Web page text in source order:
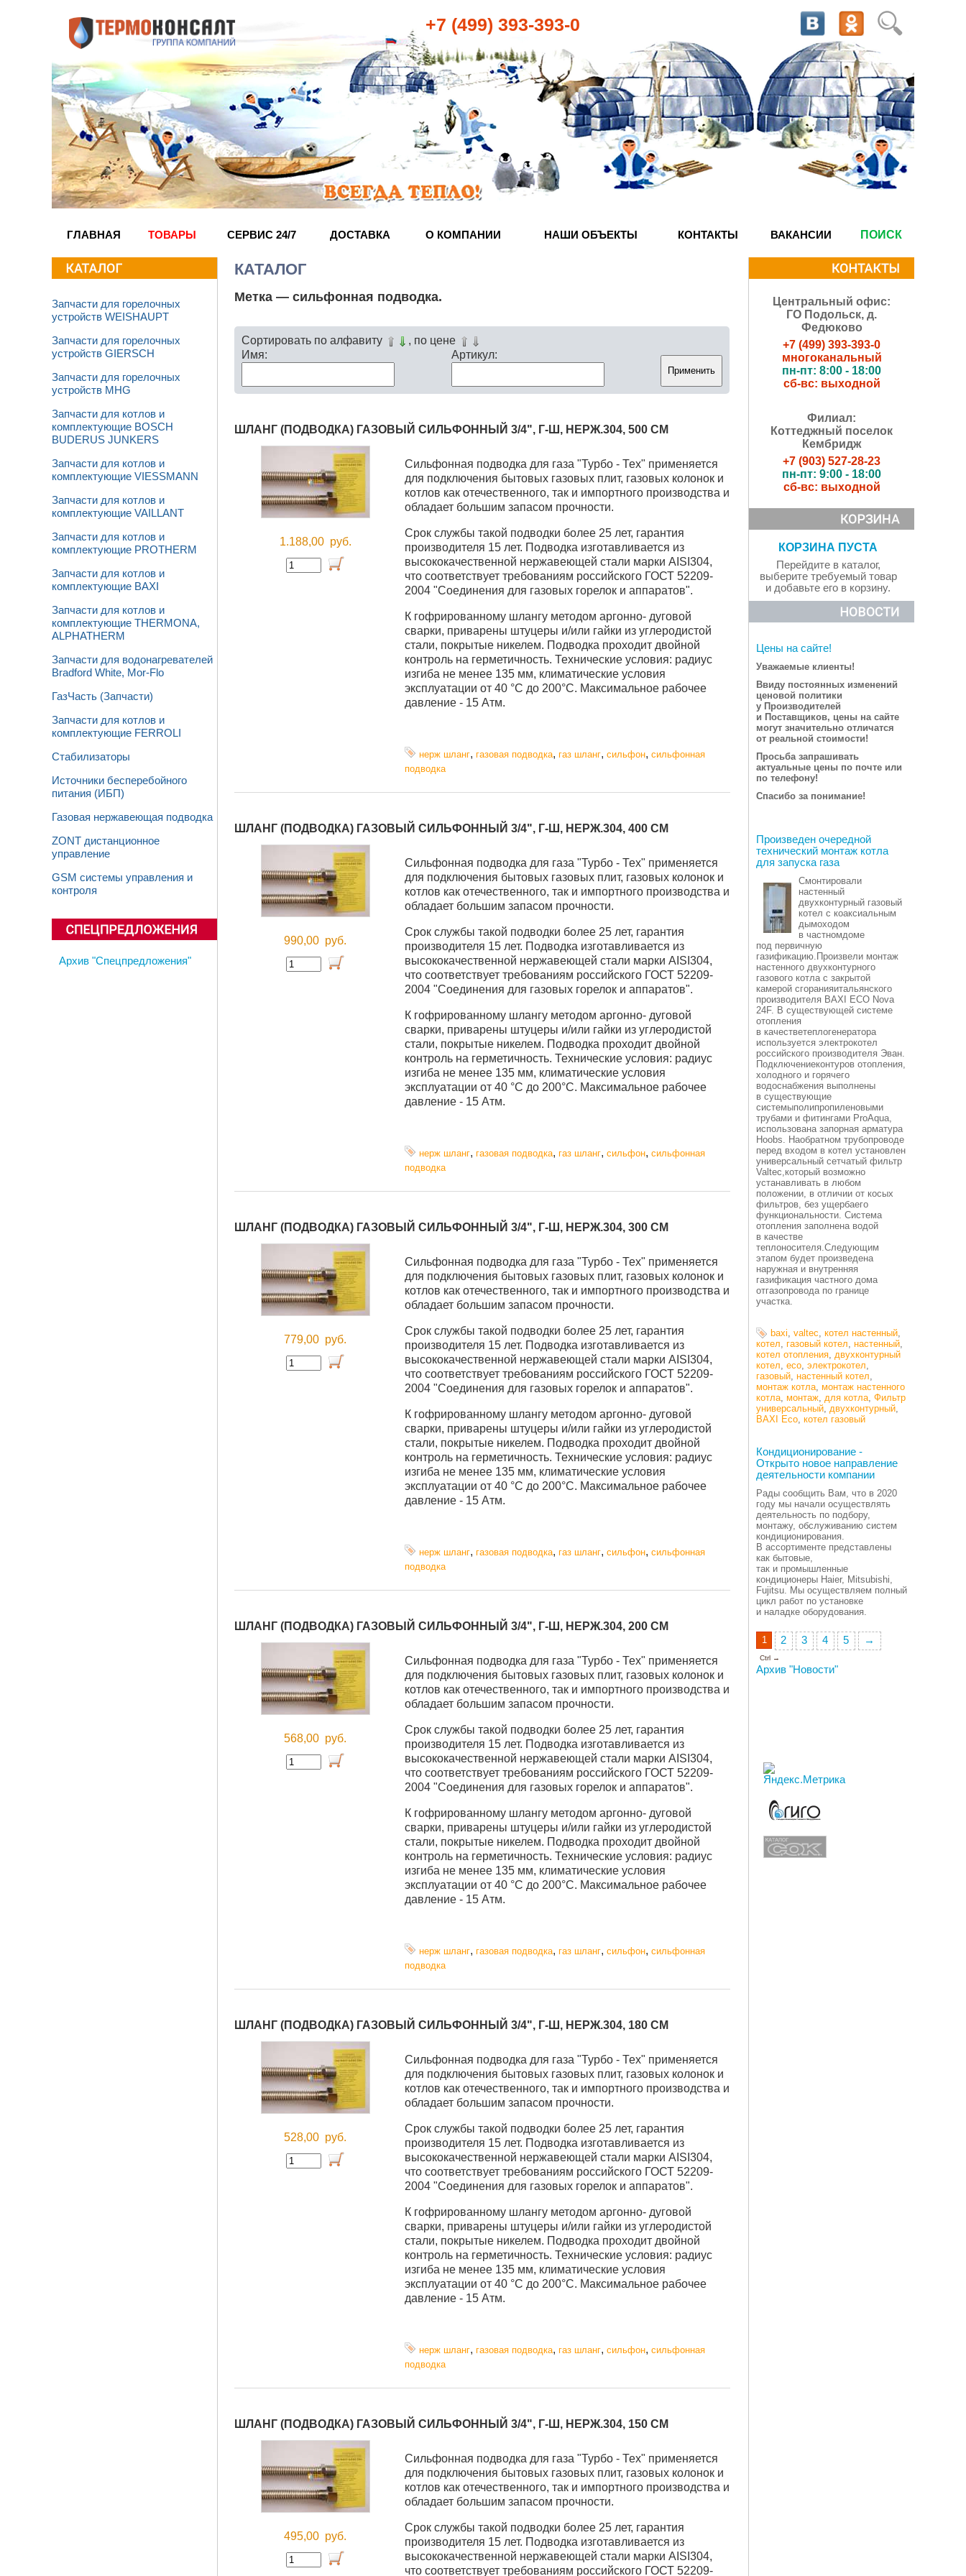
+7 (499) 393-393-0
ГЛАВНАЯ ТОВАРЫ СЕРВИС 24/7 ДОСТАВКА О КОМПАНИИ НАШИ ОБЪЕКТЫ КОНТАКТЫ ВАКАНСИИ ПОИСК
Запчасти для горелочных
устройств WEISHAUPT
Запчасти для горелочных
устройств GIERSCH
Запчасти для горелочных
устройств MHG
Запчасти для котлов и
комплектующие BOSCH
BUDERUS JUNKERS
Запчасти для котлов и
комплектующие VIESSMANN
Запчасти для котлов и
комплектующие VAILLANT
Запчасти для котлов и
комплектующие PROTHERM
Запчасти для котлов и
комплектующие BAXI
Запчасти для котлов и
комплектующие THERMONA,
ALPHATHERM
Запчасти для водонагревателей
Bradford White, Mor-Flo
ГазЧасть (Запчасти)
Запчасти для котлов и
комплектующие FERROLI
Стабилизаторы
Источники бесперебойного
питания (ИБП)
Газовая нержавеющая подводка
ZONT дистанционное
управление
GSM системы управления и
контроля
Архив "Спецпредложения"
КАТАЛОГ
Метка — сильфонная подводка.
Сортировать по алфавиту
, по цене
Имя:
Артикул:
ШЛАНГ (ПОДВОДКА) ГАЗОВЫЙ СИЛЬФОННЫЙ 3/4", Г-Ш, НЕРЖ.304, 500 СМ
1.188,00 руб.
Cильфонная подводка для газа "Турбо - Тех" применяется
для подключения бытовых газовых плит, газовых колонок и
котлов как отечественного, так и импортного производства и
обладает большим запасом прочности.
Срок службы такой подводки более 25 лет, гарантия
производителя 15 лет. Подводка изготавливается из
высококачественной нержавеющей стали марки AISI304,
что соответствует требованиям российского ГОСТ 52209-
2004 "Соединения для газовых горелок и аппаратов".
К гофрированному шлангу методом аргонно- дуговой
сварки, приварены штуцеры и/или гайки из углеродистой
стали, покрытые никелем. Подводка проходит двойной
контроль на герметичность. Технические условия: радиус
изгиба не менее 135 мм, климатические условия
эксплуатации от 40 °C до 200°С. Максимальное рабочее
давление - 15 Атм.
нерж шланг, газовая подводка, газ шланг, сильфон, сильфонная
подводка
ШЛАНГ (ПОДВОДКА) ГАЗОВЫЙ СИЛЬФОННЫЙ 3/4", Г-Ш, НЕРЖ.304, 400 СМ
990,00 руб.
Cильфонная подводка для газа "Турбо - Тех" применяется
для подключения бытовых газовых плит, газовых колонок и
котлов как отечественного, так и импортного производства и
обладает большим запасом прочности.
Срок службы такой подводки более 25 лет, гарантия
производителя 15 лет. Подводка изготавливается из
высококачественной нержавеющей стали марки AISI304,
что соответствует требованиям российского ГОСТ 52209-
2004 "Соединения для газовых горелок и аппаратов".
К гофрированному шлангу методом аргонно- дуговой
сварки, приварены штуцеры и/или гайки из углеродистой
стали, покрытые никелем. Подводка проходит двойной
контроль на герметичность. Технические условия: радиус
изгиба не менее 135 мм, климатические условия
эксплуатации от 40 °C до 200°С. Максимальное рабочее
давление - 15 Атм.
нерж шланг, газовая подводка, газ шланг, сильфон, сильфонная
подводка
ШЛАНГ (ПОДВОДКА) ГАЗОВЫЙ СИЛЬФОННЫЙ 3/4", Г-Ш, НЕРЖ.304, 300 СМ
779,00 руб.
Cильфонная подводка для газа "Турбо - Тех" применяется
для подключения бытовых газовых плит, газовых колонок и
котлов как отечественного, так и импортного производства и
обладает большим запасом прочности.
Срок службы такой подводки более 25 лет, гарантия
производителя 15 лет. Подводка изготавливается из
высококачественной нержавеющей стали марки AISI304,
что соответствует требованиям российского ГОСТ 52209-
2004 "Соединения для газовых горелок и аппаратов".
К гофрированному шлангу методом аргонно- дуговой
сварки, приварены штуцеры и/или гайки из углеродистой
стали, покрытые никелем. Подводка проходит двойной
контроль на герметичность. Технические условия: радиус
изгиба не менее 135 мм, климатические условия
эксплуатации от 40 °C до 200°С. Максимальное рабочее
давление - 15 Атм.
нерж шланг, газовая подводка, газ шланг, сильфон, сильфонная
подводка
ШЛАНГ (ПОДВОДКА) ГАЗОВЫЙ СИЛЬФОННЫЙ 3/4", Г-Ш, НЕРЖ.304, 200 СМ
568,00 руб.
Cильфонная подводка для газа "Турбо - Тех" применяется
для подключения бытовых газовых плит, газовых колонок и
котлов как отечественного, так и импортного производства и
обладает большим запасом прочности.
Срок службы такой подводки более 25 лет, гарантия
производителя 15 лет. Подводка изготавливается из
высококачественной нержавеющей стали марки AISI304,
что соответствует требованиям российского ГОСТ 52209-
2004 "Соединения для газовых горелок и аппаратов".
К гофрированному шлангу методом аргонно- дуговой
сварки, приварены штуцеры и/или гайки из углеродистой
стали, покрытые никелем. Подводка проходит двойной
контроль на герметичность. Технические условия: радиус
изгиба не менее 135 мм, климатические условия
эксплуатации от 40 °C до 200°С. Максимальное рабочее
давление - 15 Атм.
нерж шланг, газовая подводка, газ шланг, сильфон, сильфонная
подводка
ШЛАНГ (ПОДВОДКА) ГАЗОВЫЙ СИЛЬФОННЫЙ 3/4", Г-Ш, НЕРЖ.304, 180 СМ
528,00 руб.
Cильфонная подводка для газа "Турбо - Тех" применяется
для подключения бытовых газовых плит, газовых колонок и
котлов как отечественного, так и импортного производства и
обладает большим запасом прочности.
Срок службы такой подводки более 25 лет, гарантия
производителя 15 лет. Подводка изготавливается из
высококачественной нержавеющей стали марки AISI304,
что соответствует требованиям российского ГОСТ 52209-
2004 "Соединения для газовых горелок и аппаратов".
К гофрированному шлангу методом аргонно- дуговой
сварки, приварены штуцеры и/или гайки из углеродистой
стали, покрытые никелем. Подводка проходит двойной
контроль на герметичность. Технические условия: радиус
изгиба не менее 135 мм, климатические условия
эксплуатации от 40 °C до 200°С. Максимальное рабочее
давление - 15 Атм.
нерж шланг, газовая подводка, газ шланг, сильфон, сильфонная
подводка
ШЛАНГ (ПОДВОДКА) ГАЗОВЫЙ СИЛЬФОННЫЙ 3/4", Г-Ш, НЕРЖ.304, 150 СМ
495,00 руб.
Cильфонная подводка для газа "Турбо - Тех" применяется
для подключения бытовых газовых плит, газовых колонок и
котлов как отечественного, так и импортного производства и
обладает большим запасом прочности.
Срок службы такой подводки более 25 лет, гарантия
производителя 15 лет. Подводка изготавливается из
высококачественной нержавеющей стали марки AISI304,
что соответствует требованиям российского ГОСТ 52209-
Центральный офис:
ГО Подольск, д.
Федюково
+7 (499) 393-393-0
многоканальный
пн-пт: 8:00 - 18:00
сб-вс: выходной
Филиал:
Коттеджный поселок
Кембридж
+7 (903) 527-28-23
пн-пт: 9:00 - 18:00
сб-вс: выходной
КОРЗИНА ПУСТА
Перейдите в каталог,
выберите требуемый товар
и добавьте его в корзину.
Цены на сайте!
Уважаемые клиенты!
Ввиду постоянных изменений
ценовой политики
у Производителей
и Поставщиков, цены на сайте
могут значительно отличатся
от реальной стоимости!
Просьба запрашивать
актуальные цены по почте или
по телефону!
Спасибо за понимание!
Произведен очередной
технический монтаж котла
для запуска газа
Смонтировали
настенный
двухконтурный газовый
котел с коаксиальным
дымоходом
в частномдоме
под первичную
газификацию.Произвели монтаж
настенного двухконтурного
газового котла с закрытой
камерой сгоранияитальянского
производителя BAXI ECO Nova
24F. В существующей системе
отопления
в качестветеплогенератора
используется электрокотел
российского производителя Эван.
Подключениеконтуров отопления,
холодного и горячего
водоснабжения выполнены
в существующие
системыполипропиленовыми
трубами и фитингами ProAqua,
использована запорная арматура
Hoobs. Наобратном трубопроводе
перед входом в котел установлен
универсальный сетчатый фильтр
Valtec,который возможно
устанавливать в любом
положении, в отличии от косых
фильтров, без ущербаего
функциональности. Система
отопления заполнена водой
в качестве
теплоносителя.Следующим
этапом будет произведена
наружная и внутренняя
газификация частного дома
отгазопровода по границе
участка.
baxi, valtec, котел настенный,
котел, газовый котел, настенный,
котел отопления, двухконтурный
котел, eco, электрокотел,
газовый, настенный котел,
монтаж котла, монтаж настенного
котла, монтаж, для котла, Фильтр
универсальный, двухконтурный,
BAXI Eco, котел газовый
Кондиционирование -
Открыто новое направление
деятельности компании
Рады сообщить Вам, что в 2020
году мы начали осуществлять
деятельность по подбору,
монтажу, обслуживанию систем
кондиционирования.
В ассортименте представлены
как бытовые,
так и промышленные
кондиционеры Haier, Mitsubishi,
Fujitsu. Мы осуществляем полный
цикл работ по установке
и наладке оборудования.
1 2 3 4 5 →
Ctrl →
Архив "Новости"